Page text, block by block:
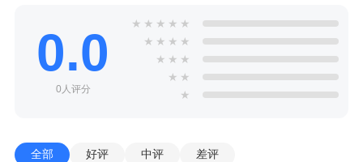
0.0
0人评分
★ ★ ★ ★ ★
★ ★ ★ ★
★ ★ ★
★ ★
★
全部 好评 中评 差评